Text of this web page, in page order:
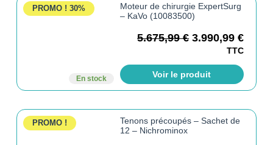
PROMO ! 30%
En stock
Moteur de chirurgie ExpertSurg
– KaVo (10083500)
5.675,99€ 3.990,99€
TTC
Voir le produit
PROMO !
Tenons précoupés – Sachet de
12 – Nichrominox